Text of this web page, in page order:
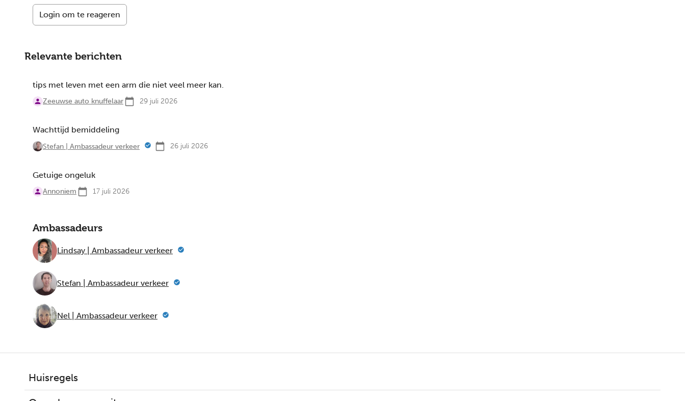
Login om te reageren
Relevante berichten
tips met leven met een arm die niet veel meer kan.
Zeeuwse auto knuffelaar 29 juli 2026
Wachttijd bemiddeling
Stefan | Ambassadeur verkeer 26 juli 2026
Getuige ongeluk
Annoniem 17 juli 2026
Ambassadeurs
Lindsay | Ambassadeur verkeer
Stefan | Ambassadeur verkeer
Nel | Ambassadeur verkeer
Huisregels